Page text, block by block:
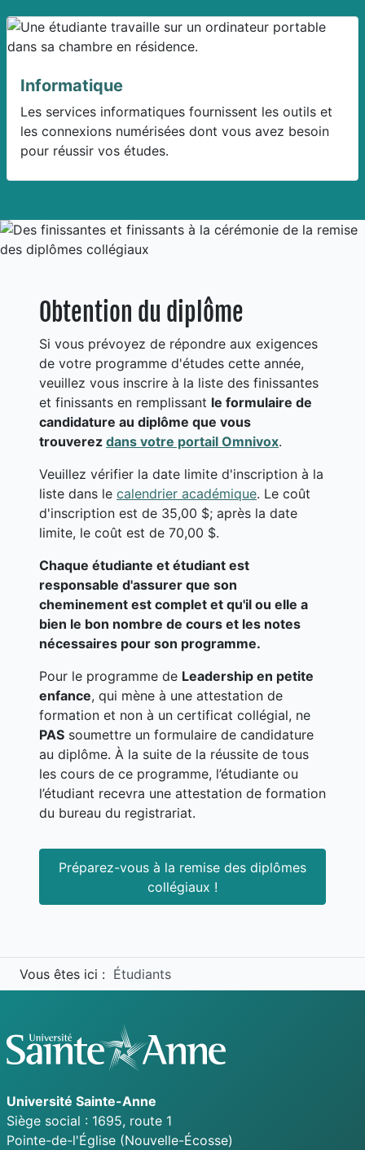
Informatique
Les services informatiques fournissent les outils et
les connexions numérisées dont vous avez besoin
pour réussir vos études.
Obtention du diplôme
Si vous prévoyez de répondre aux exigences
de votre programme d'études cette année,
veuillez vous inscrire à la liste des finissantes
et finissants en remplissant le formulaire de
candidature au diplôme que vous
trouverez dans votre portail Omnivox.
Veuillez vérifier la date limite d'inscription à la
liste dans le calendrier académique. Le coût
d'inscription est de 35,00 $; après la date
limite, le coût est de 70,00 $.
Chaque étudiante et étudiant est
responsable d'assurer que son
cheminement est complet et qu'il ou elle a
bien le bon nombre de cours et les notes
nécessaires pour son programme.
Pour le programme de Leadership en petite
enfance, qui mène à une attestation de
formation et non à un certificat collégial, ne
PAS soumettre un formulaire de candidature
au diplôme. À la suite de la réussite de tous
les cours de ce programme, l’étudiante ou
l’étudiant recevra une attestation de formation
du bureau du registrariat.
Préparez-vous à la remise des diplômes
collégiaux !
Vous êtes ici : Étudiants
Université Sainte-Anne
Siège social : 1695, route 1
Pointe-de-l'Église (Nouvelle-Écosse)